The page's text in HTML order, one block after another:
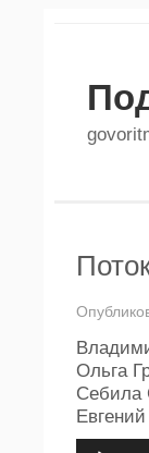
Ольга
Себила